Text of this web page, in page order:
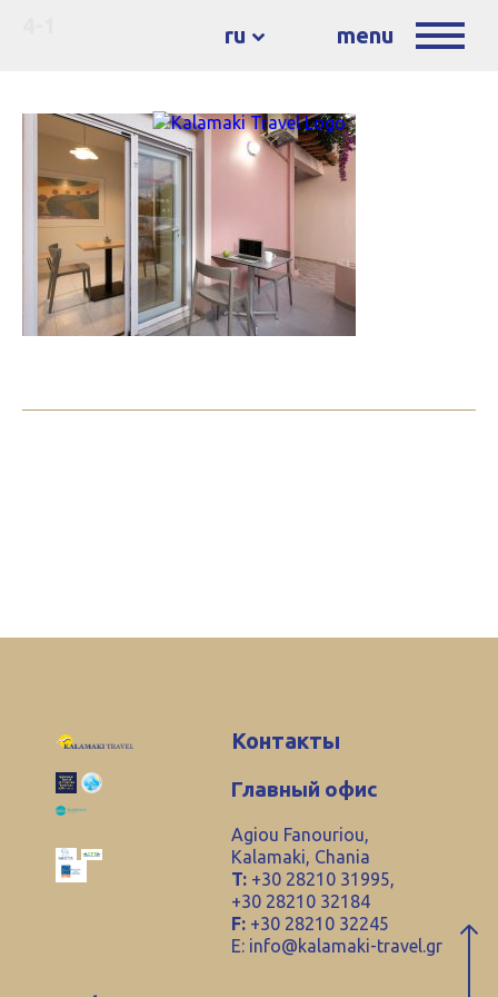
ru menu
Контакты
Главный офис
Agiou Fanouriou,
Kalamaki, Chania
T: +30 28210 31995,
+30 28210 32184
F: +30 28210 32245
E: info@kalamaki-travel.gr